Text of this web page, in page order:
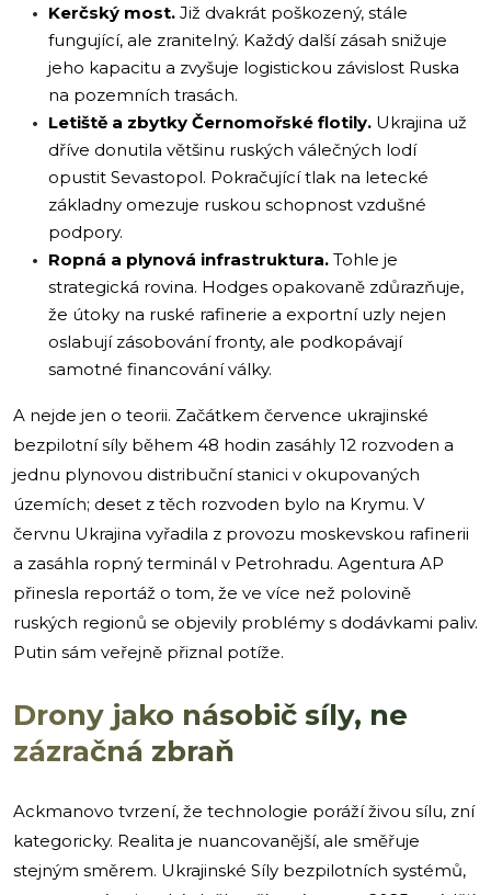
Kerčský most. Již dvakrát poškozený, stále
fungující, ale zranitelný. Každý další zásah snižuje
jeho kapacitu a zvyšuje logistickou závislost Ruska
na pozemních trasách.
Letiště a zbytky Černomořské flotily. Ukrajina už
dříve donutila většinu ruských válečných lodí
opustit Sevastopol. Pokračující tlak na letecké
základny omezuje ruskou schopnost vzdušné
podpory.
Ropná a plynová infrastruktura. Tohle je
strategická rovina. Hodges opakovaně zdůrazňuje,
že útoky na ruské rafinerie a exportní uzly nejen
oslabují zásobování fronty, ale podkopávají
samotné financování války.
A nejde jen o teorii. Začátkem července ukrajinské
bezpilotní síly během 48 hodin zasáhly 12 rozvoden a
jednu plynovou distribuční stanici v okupovaných
územích; deset z těch rozvoden bylo na Krymu. V
červnu Ukrajina vyřadila z provozu moskevskou rafinerii
a zasáhla ropný terminál v Petrohradu. Agentura AP
přinesla reportáž o tom, že ve více než polovině
ruských regionů se objevily problémy s dodávkami paliv.
Putin sám veřejně přiznal potíže.
Drony jako násobič síly, ne
zázračná zbraň
Ackmanovo tvrzení, že technologie poráží živou sílu, zní
kategoricky. Realita je nuancovanější, ale směřuje
stejným směrem. Ukrajinské Síly bezpilotních systémů,